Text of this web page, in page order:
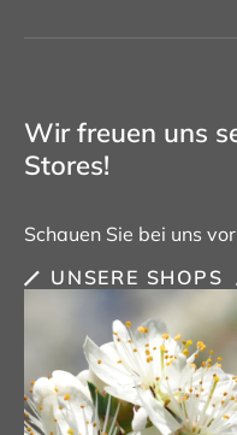
Wir freuen uns
Stores!
Schauen Sie bei uns
UNSERE SHOPS